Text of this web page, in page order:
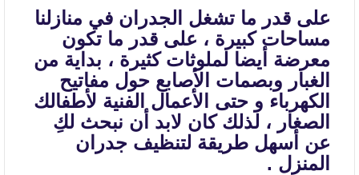
على قدر ما تشغل الجدران في منازلنا
مساحات كبيرة ، على قدر ما تكون
معرضة أيضا لملوثات كثيرة ، بداية من
الغبار وبصمات الأصابع حول مفاتيح
الكهرباء و حتى الأعمال الفنية لأطفالك
الصغار ، لذلك كان لابد أن نبحث لكِ
عن أسهل طريقة لتنظيف جدران
المنزل .